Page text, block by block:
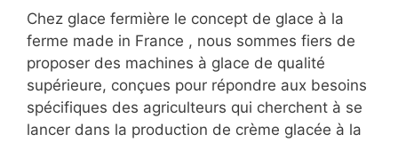
Chez glace fermière le concept de glace à la
ferme made in France , nous sommes fiers de
proposer des machines à glace de qualité
supérieure, conçues pour répondre aux besoins
spécifiques des agriculteurs qui cherchent à se
lancer dans la production de crème glacée à la